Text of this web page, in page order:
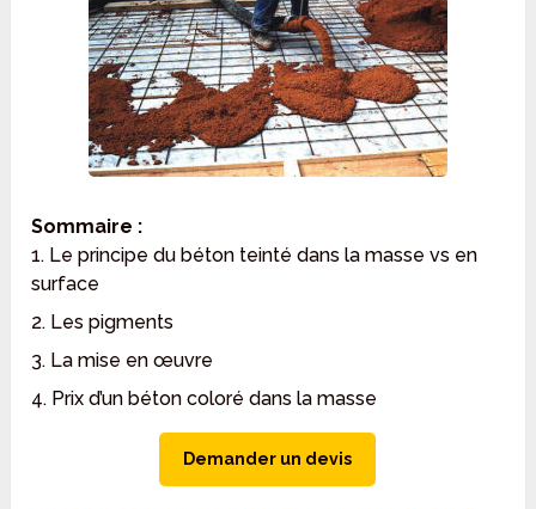
Sommaire :
1. Le principe du béton teinté dans la masse vs en
surface
2. Les pigments
3. La mise en œuvre
4. Prix d’un béton coloré dans la masse
Demander un devis